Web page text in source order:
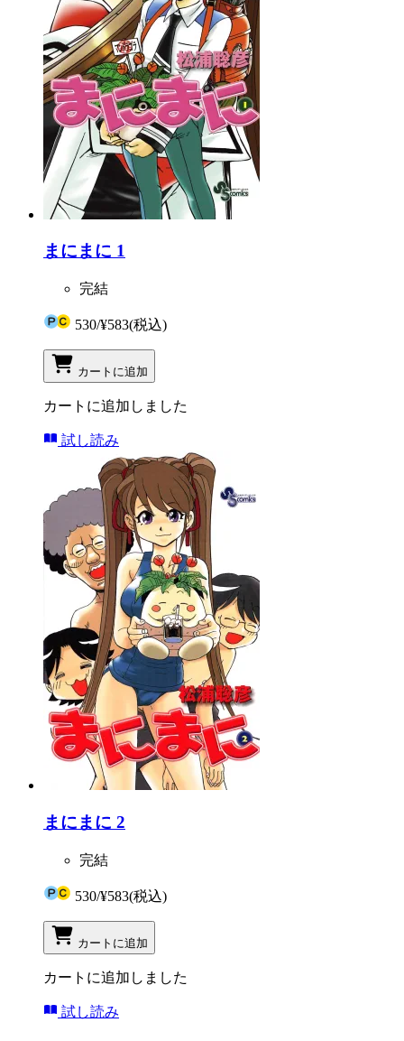
まにまに 1
完結
530/¥583(税込)
カートに追加
カートに追加しました
試し読み
まにまに 2
完結
530/¥583(税込)
カートに追加
カートに追加しました
試し読み